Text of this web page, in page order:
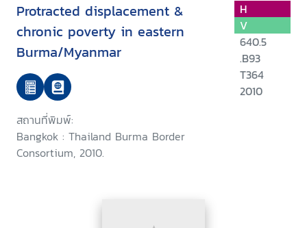
Protracted displacement &
chronic poverty in eastern
Burma/Myanmar
สถานที่พิมพ์:
Bangkok : Thailand Burma Border
Consortium, 2010.
H
V
640.5
.B93
T364
2010